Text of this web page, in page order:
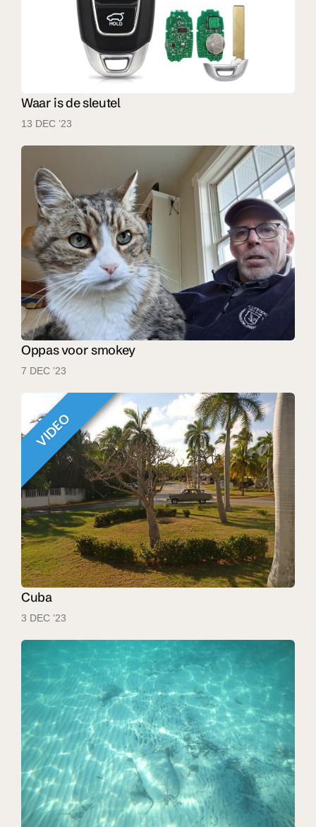
Waar is de sleutel
13 DEC ’23
Oppas voor smokey
7 DEC ’23
VIDEO
Cuba
3 DEC ’23